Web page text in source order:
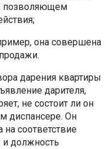
позволяющем
она совершена
дарения квартиры
дарителя,
не состоит ли он
диспансере. Он
соответствие
и должность